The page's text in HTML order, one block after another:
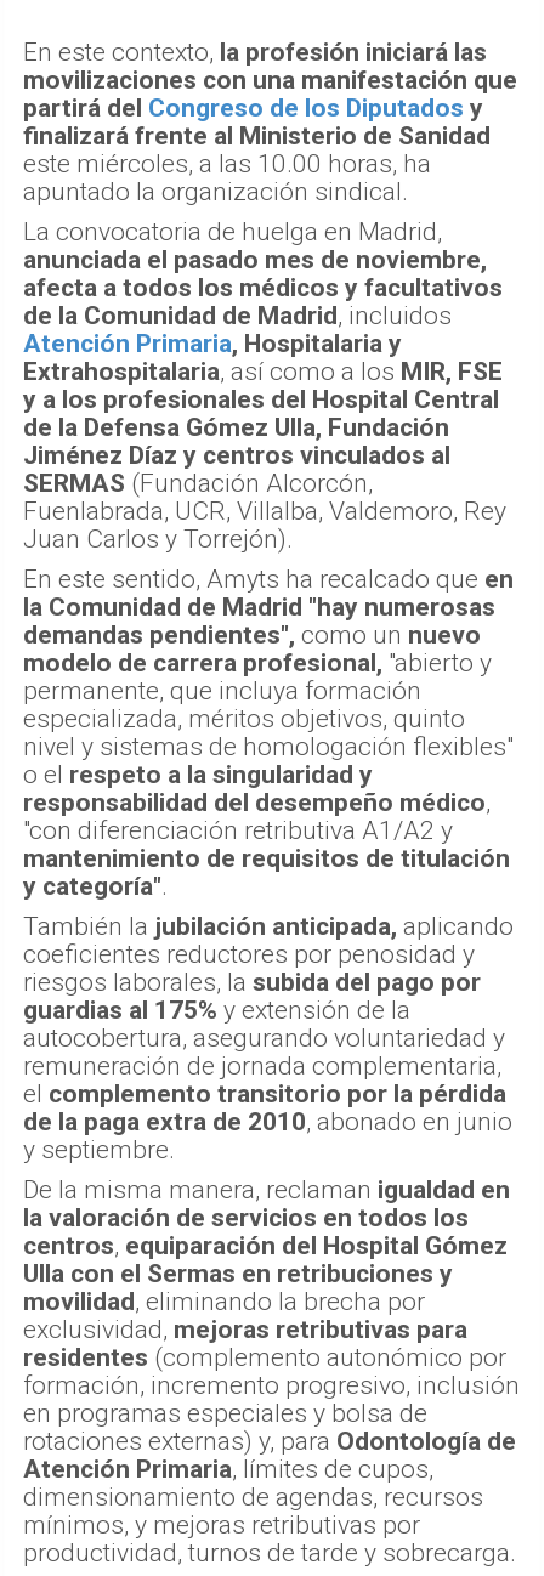
En este contexto, la profesión iniciará las
movilizaciones con una manifestación que
partirá del Congreso de los Diputados y
finalizará frente al Ministerio de Sanidad
este miércoles, a las 10.00 horas, ha
apuntado la organización sindical.
La convocatoria de huelga en Madrid,
anunciada el pasado mes de noviembre,
afecta a todos los médicos y facultativos
de la Comunidad de Madrid, incluidos
Atención Primaria, Hospitalaria y
Extrahospitalaria, así como a los MIR, FSE
y a los profesionales del Hospital Central
de la Defensa Gómez Ulla, Fundación
Jiménez Díaz y centros vinculados al
SERMAS (Fundación Alcorcón,
Fuenlabrada, UCR, Villalba, Valdemoro, Rey
Juan Carlos y Torrejón).
En este sentido, Amyts ha recalcado que en
la Comunidad de Madrid "hay numerosas
demandas pendientes", como un nuevo
modelo de carrera profesional, "abierto y
permanente, que incluya formación
especializada, méritos objetivos, quinto
nivel y sistemas de homologación flexibles"
o el respeto a la singularidad y
responsabilidad del desempeño médico,
"con diferenciación retributiva A1/A2 y
mantenimiento de requisitos de titulación
y categoría".
También la jubilación anticipada, aplicando
coeficientes reductores por penosidad y
riesgos laborales, la subida del pago por
guardias al 175% y extensión de la
autocobertura, asegurando voluntariedad y
remuneración de jornada complementaria,
el complemento transitorio por la pérdida
de la paga extra de 2010, abonado en junio
y septiembre.
De la misma manera, reclaman igualdad en
la valoración de servicios en todos los
centros, equiparación del Hospital Gómez
Ulla con el Sermas en retribuciones y
movilidad, eliminando la brecha por
exclusividad, mejoras retributivas para
residentes (complemento autonómico por
formación, incremento progresivo, inclusión
en programas especiales y bolsa de
rotaciones externas) y, para Odontología de
Atención Primaria, límites de cupos,
dimensionamiento de agendas, recursos
mínimos, y mejoras retributivas por
productividad, turnos de tarde y sobrecarga.